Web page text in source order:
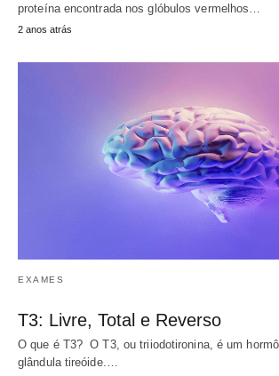
proteína encontrada nos glóbulos vermelhos…
2 anos atrás
EXAMES
T3: Livre, Total e Reverso
O que é T3? O T3, ou triiodotironina, é um
glândula tireóide.…